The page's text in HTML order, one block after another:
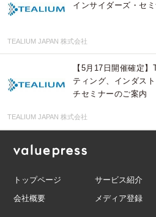
インサイダーズ・セ
TEALIUM JAPAN 株式会社
【5月17日開催確定
ティング、インダス
チセミナーのご案内
TEALIUM JAPAN 株式会社
トップページ サービス紹介
会社概要
メディア登録